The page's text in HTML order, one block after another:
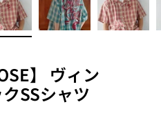
】 ヴィン
SSシャツ